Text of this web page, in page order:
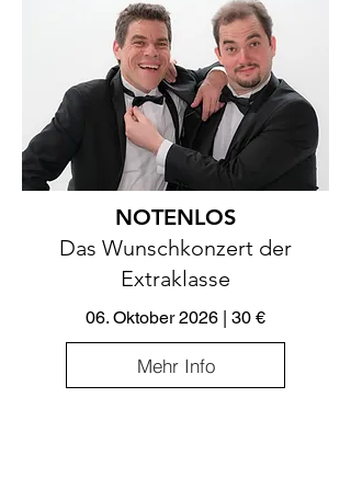
NOTENLOS
Das Wunschkonzert der
Extraklasse
06. Oktober 2026 | 30 €
Mehr Info